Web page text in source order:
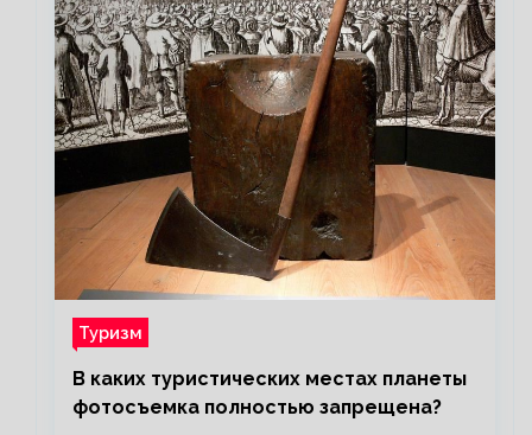
Туризм
В каких туристических местах планеты
фотосъемка полностью запрещена?